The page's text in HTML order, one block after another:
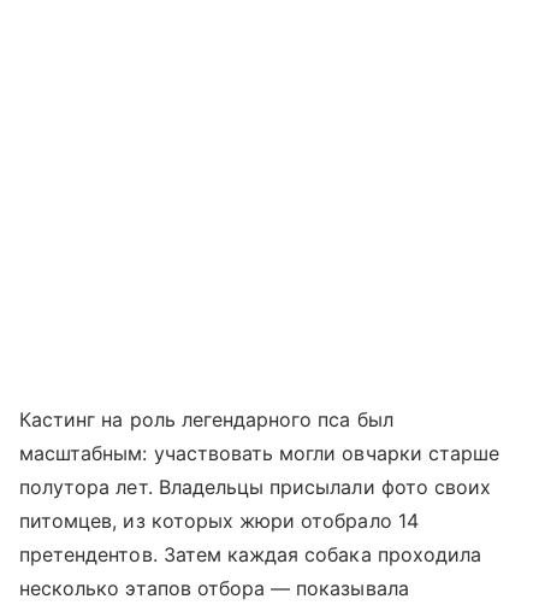
Кастинг на роль легендарного пса был
масштабным: участвовать могли овчарки старше
полутора лет. Владельцы присылали фото своих
питомцев, из которых жюри отобрало 14
претендентов. Затем каждая собака проходила
несколько этапов отбора — показывала